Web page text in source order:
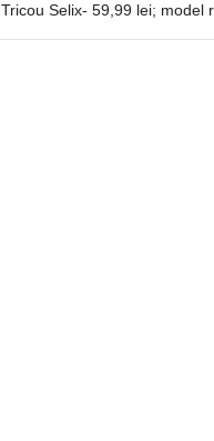
Tricou Selix- 59,99 lei; model